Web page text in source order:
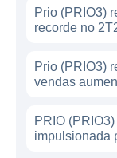
Prio (PRIO3)
recorde no
Prio (PRIO3)
vendas
PRIO
impulsionada